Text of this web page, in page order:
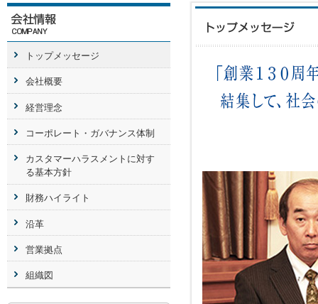
トップメッセージ
会社概要
経営理念
コーポレート・ガバナンス体制
カスタマーハラスメントに対す
る基本方針
財務ハイライト
沿革
営業拠点
組織図